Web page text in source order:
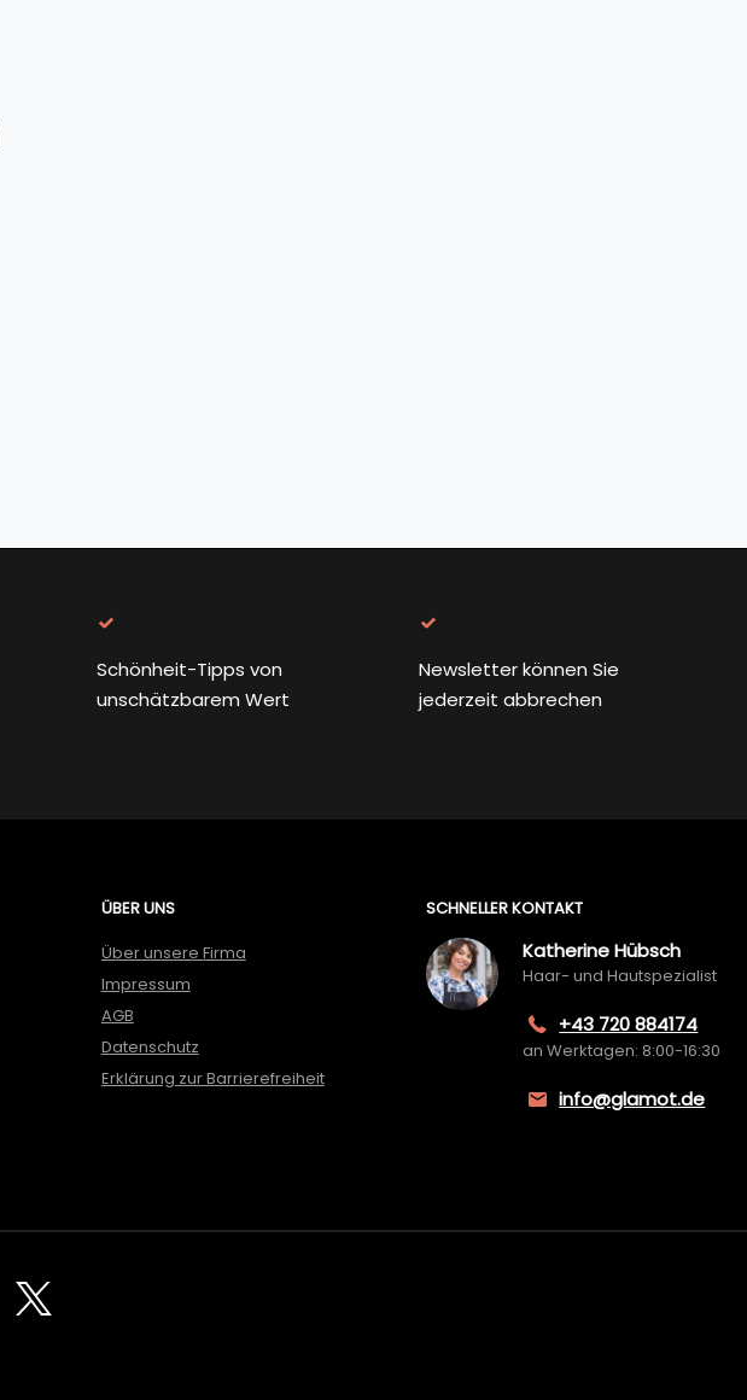
Schönheit-Tipps von
unschätzbarem Wert
Newsletter können Sie
jederzeit abbrechen
ÜBER UNS
Über unsere Firma
Impressum
AGB
Datenschutz
Erklärung zur Barrierefreiheit
SCHNELLER KONTAKT
Katherine Hübsch
Haar- und Hautspezialist
+43 720 884174
an Werktagen: 8:00-16:30
info@glamot.de